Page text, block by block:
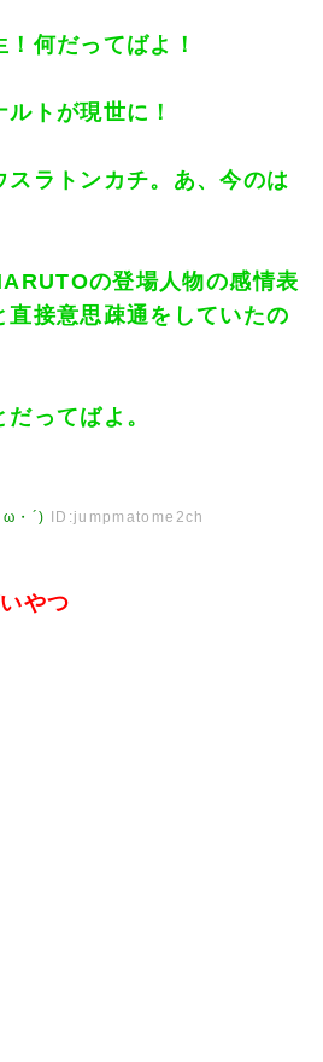
何だってばよ！
トが現世に！
スラトンカチ。あ、今のは
の登場人物の感情表
直接意思疎通をしていたの
ってばよ。
ω・´) ID:jumpmatome2ch
やつ